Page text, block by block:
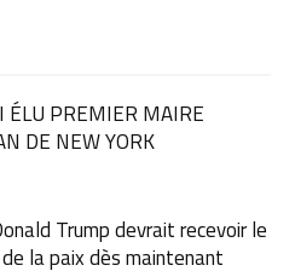
PREMIER MAIRE
DE NEW YORK
Trump devrait recevoir le
la paix dès maintenant